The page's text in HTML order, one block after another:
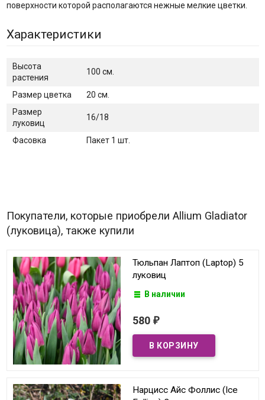
поверхности которой располагаются нежные мелкие цветки.
Характеристики
Высота
растения
100 см.
Размер цветка
20 см.
Размер
луковиц
16/18
Фасовка Пакет 1 шт.
Покупатели, которые приобрели Allium Gladiator
(луковица), также купили
Тюльпан Лаптоп (Laptop) 5
луковиц
В наличии
580 ₽
Нарцисс Айс Фоллис (Ice